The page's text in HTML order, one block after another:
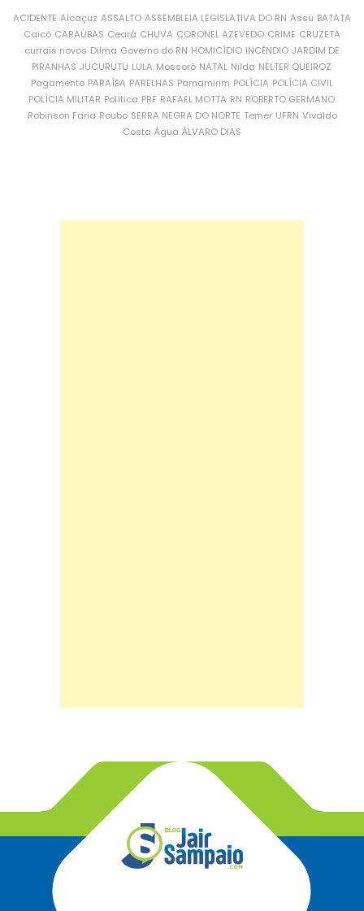
ACIDENTE Alcaçuz ASSALTO ASSEMBLEIA LEGISLATIVA DO RN Assu BATATA
Caicó CARAÚBAS Ceará CHUVA CORONEL AZEVEDO CRIME CRUZETA
currais novos Dilma Governo do RN HOMICÍDIO INCÊNDIO JARDIM DE
PIRANHAS JUCURUTU LULA Mossoró NATAL Nilda NÉLTER QUEIROZ
Pagamento PARAÍBA PARELHAS Parnamirim POLÍCIA POLÍCIA CIVIL
POLÍCIA MILITAR Política PRF RAFAEL MOTTA RN ROBERTO GERMANO
Robinson Faria Roubo SERRA NEGRA DO NORTE Temer UFRN Vivaldo
Costa Água ÁLVARO DIAS